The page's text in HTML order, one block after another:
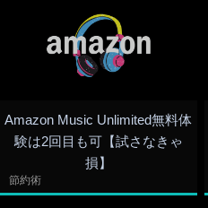
Amazon Music Unlimited無料体
験は2回目も可【試さなきゃ
損】
節約術